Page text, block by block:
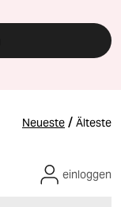
Neueste / Älteste
einloggen